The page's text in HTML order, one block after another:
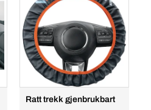
Ratt trekk gjenbrukbart